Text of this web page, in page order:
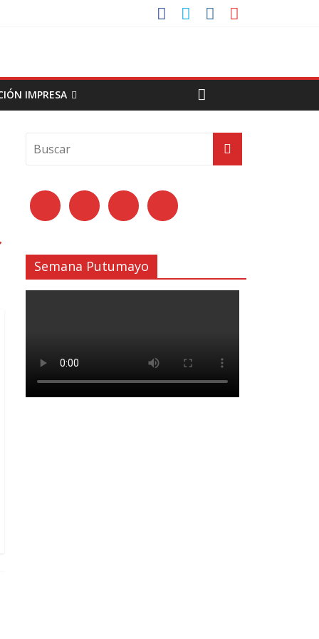
IMPRESA
Semana Putumayo